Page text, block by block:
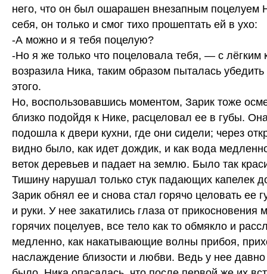
него, что он был ошарашен внезапным поцелуем
себя, он только и смог тихо прошептать ей в ухо:
-А можно и я тебя поцелую?
-Но я же только что поцеловала тебя, — с лёгким
возразила Ника, таким образом пыталась убедить
этого.
Но, воспользовавшись моментом, Зарик тоже
близко подойдя к Нике, расцеловал ее в губы.
подошла к двери кухни, где они сидели; через
видно было, как идет дождик, и как вода
веток деревьев и падает на землю. Было так
Тишину нарушал только стук падающих капелек
Зарик обнял ее и снова стал горячо целовать ее
и руки. У нее закатились глаза от прикосновения
горячих поцелуев, все тело как то обмякло и
медленно, как накатывающие волны прибоя,
наслаждение близости и любви. Ведь у нее давно